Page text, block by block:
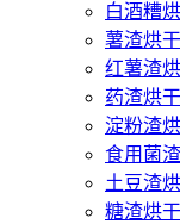
白酒糟
薯渣烘
红薯渣
药渣烘
淀粉渣
食用菌
土豆渣
糖渣烘